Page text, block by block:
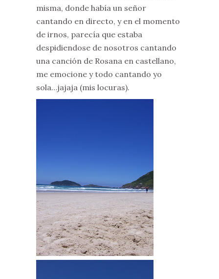
misma, donde había un señor
cantando en directo, y en el momento
de irnos, parecía que estaba
despidiendose de nosotros cantando
una canción de Rosana en castellano,
me emocione y todo cantando yo
sola…jajaja (mis locuras).